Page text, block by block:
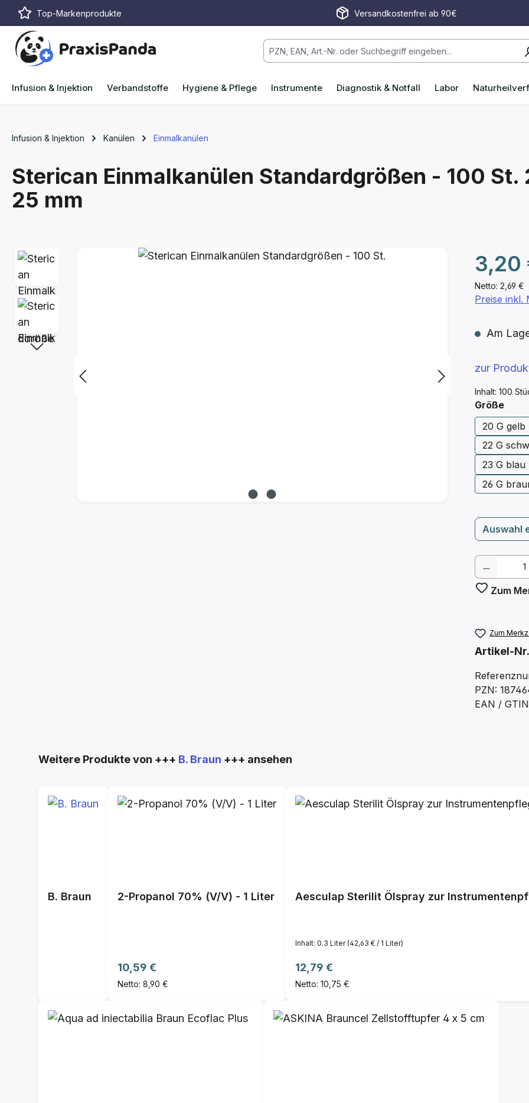
Hauptinhalt springen
Zur Suche springen
Zur Hauptnavigation springen
Top-Markenprodukte Versandkostenfrei ab 90€
Infusion & Injektion Verbandstoffe Hygiene & Pflege Instrumente Diagnostik & Notfall Labor
Infusion & Injektion Kanülen Einmalkanülen
Sterican Einmalkanülen Standardgrößen - 100 St.
25 mm
Bildergalerie überspringen
Netto: 2,69 €
Regulärer
3,20
Inhalt: 100
Preise inkl.
Am
zur
Größe
20 G
22 G
23 G
26 G
Auswahl
Zum
Zum
Artikel-
PZN:
EAN /
Produktgalerie überspringen
Weitere Produkte von +++ B. Braun +++ ansehen
B. Braun 2-Propanol 70% (V/V) - 1 Liter
Regulärer Preis:
10,59 €
Netto: 8,90 €
Aesculap Sterilit Ölspray zur
Inhalt: 0.3 Liter(42,63 € / 1 Liter)
Regulärer Preis:
12,79 €
Netto: 10,75 €